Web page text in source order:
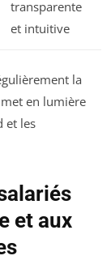
transparente
et intuitive
la
en lumière
et les
et aux